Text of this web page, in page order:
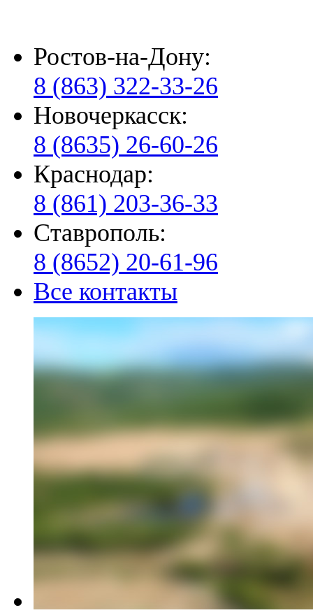
Ростов-на-Дону:
8 (863) 322-33-26
Новочеркасск:
8 (8635) 26-60-26
Краснодар:
8 (861) 203-36-33
Ставрополь:
8 (8652) 20-61-96
Все контакты